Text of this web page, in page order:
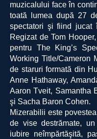
muzicalului face în
toată lumea după 27
spectatori şi fiind
Regizat de Tom
pentru The King’s
Working Title/Cameron
de staruri formată din
Anne Hathaway,
Aaron Tveit, Samantha
şi Sacha Baron Cohen.
Mizerabilii este
de vise destrămate,
iubire neîmpărtăşită,